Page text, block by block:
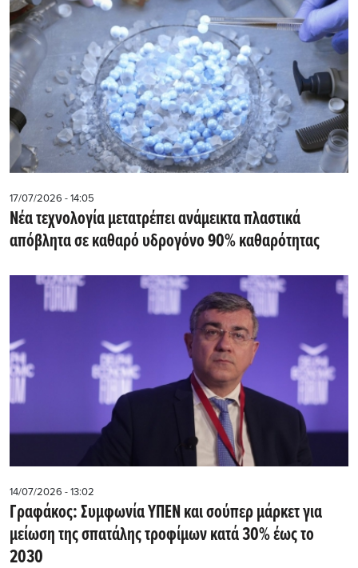
17/07/2026 - 14:05
Νέα τεχνολογία μετατρέπει ανάμεικτα πλαστικά
απόβλητα σε καθαρό υδρογόνο 90% καθαρότητας
14/07/2026 - 13:02
Γραφάκος: Συμφωνία ΥΠΕΝ και σούπερ μάρκετ για
μείωση της σπατάλης τροφίμων κατά 30% έως το
2030